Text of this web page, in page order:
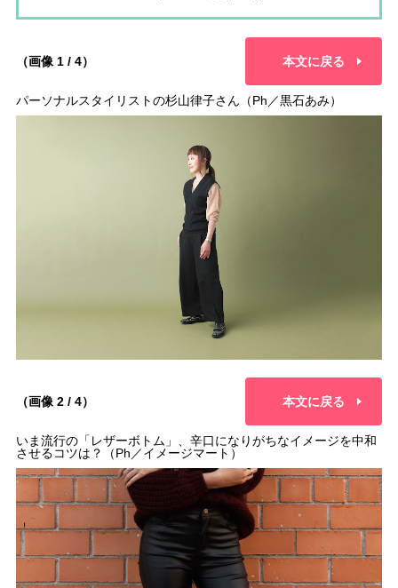
（画像 1 / 4） 本文に戻る
パーソナルスタイリストの杉山律子さん（Ph／黒石あみ）
（画像 2 / 4） 本文に戻る
いま流行の「レザーボトム」、辛口になりがちなイメージを中和
させるコツは？（Ph／イメージマート）